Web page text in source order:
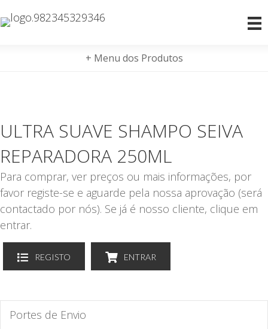
+ Menu dos Produtos
ULTRA SUAVE SHAMPO SEIVA
REPARADORA 250ML
Para comprar, ver preços ou mais informações, por
favor registe-se e aguarde pela nossa aprovação (será
contactado por nós). Se já é nosso cliente, clique em
entrar.
REGISTO ENTRAR
Portes de Envio